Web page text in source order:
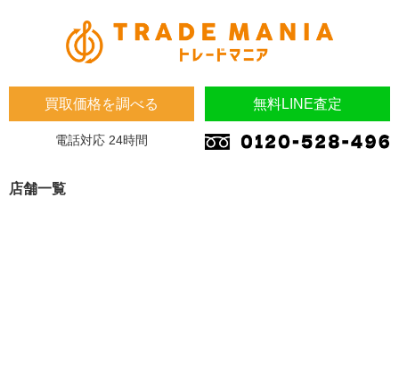
買取価格を調べる 無料LINE査定
電話対応 24時間
店舗一覧